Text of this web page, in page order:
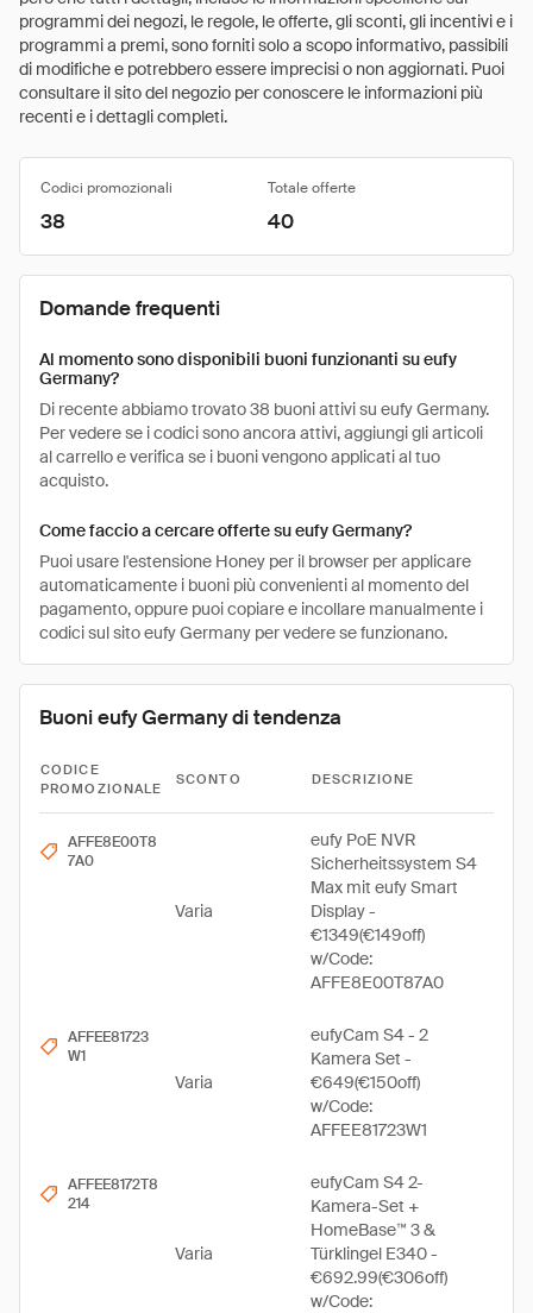
programmi dei negozi, le regole, le offerte, gli sconti, gli incentivi e i
programmi a premi, sono forniti solo a scopo informativo, passibili
di modifiche e potrebbero essere imprecisi o non aggiornati. Puoi
consultare il sito del negozio per conoscere le informazioni più
recenti e i dettagli completi.
Codici promozionali Totale offerte
38 40
Domande frequenti
Al momento sono disponibili buoni funzionanti su eufy
Germany?
Di recente abbiamo trovato 38 buoni attivi su eufy Germany.
Per vedere se i codici sono ancora attivi, aggiungi gli articoli
al carrello e verifica se i buoni vengono applicati al tuo
acquisto.
Come faccio a cercare offerte su eufy Germany?
Puoi usare l'estensione Honey per il browser per applicare
automaticamente i buoni più convenienti al momento del
pagamento, oppure puoi copiare e incollare manualmente i
codici sul sito eufy Germany per vedere se funzionano.
Buoni eufy Germany di tendenza
CODICE
PROMOZIONALE
SCONTO DESCRIZIONE
AFFE8E00T8
7A0
Varia
eufy PoE NVR
Sicherheitssystem S4
Max mit eufy Smart
Display -
€1349(€149off)
w/Code:
AFFE8E00T87A0
AFFEE81723
W1
Varia
eufyCam S4 - 2
Kamera Set -
€649(€150off)
w/Code:
AFFEE81723W1
AFFEE8172T8
214
Varia
eufyCam S4 2-
Kamera-Set +
HomeBase™ 3 &
Türklingel E340 -
€692.99(€306off)
w/Code: